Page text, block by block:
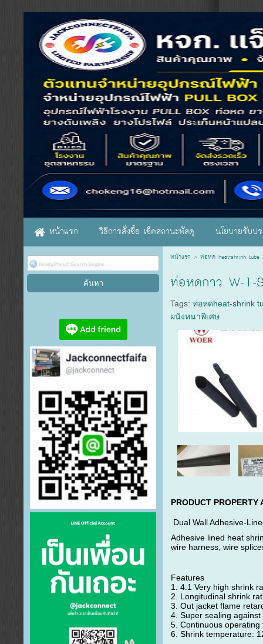
หน้าแรก วิธีการสั่งซื้อ เช็คสถานะพัสดุ นโยบายรับป
หน้าแรก > ท่อหด heat-shrink tube
ท่อหดกาว W-1-
Tags:ท่อหดheat-shrink
ผนังหนาพิเศษ
PRODUCT PROPERTY
Dual Wall Adhesive-
Adhesive lined heat
wire harness, wire
Features
1. 4:1 Very high shrink
2. Longitudinal shrink
3. Out jacket flame
4. Super sealing
5. Continuous
6. Shrink temperature: